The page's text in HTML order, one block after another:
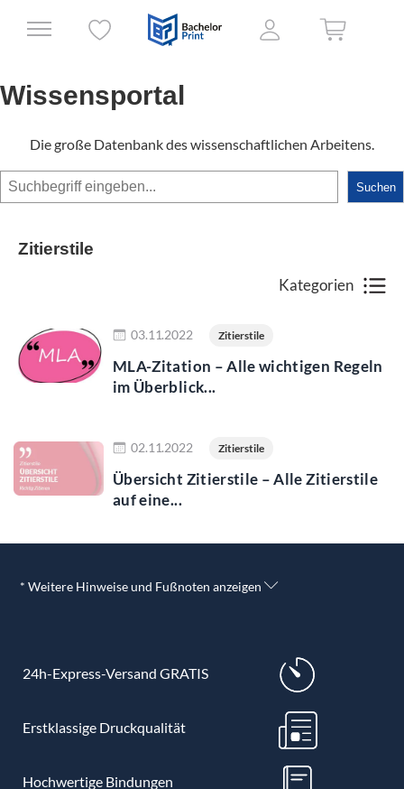
Wissensportal
Die große Datenbank des wissenschaftlichen Arbeitens.
Suchen Suchen
Zitierstile
Kategorien
03.11.2022 Zitierstile
MLA-Zitation – Alle wichtigen Regeln
im Überblick...
02.11.2022 Zitierstile
Übersicht Zitierstile – Alle Zitierstile
auf eine...
* Weitere Hinweise und Fußnoten anzeigen
24h-Express-Versand GRATIS
Erstklassige Druckqualität
Hochwertige Bindungen